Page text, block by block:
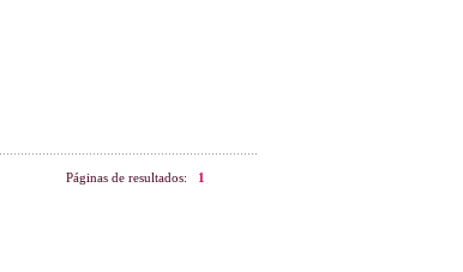
Páginas de resultados: 1